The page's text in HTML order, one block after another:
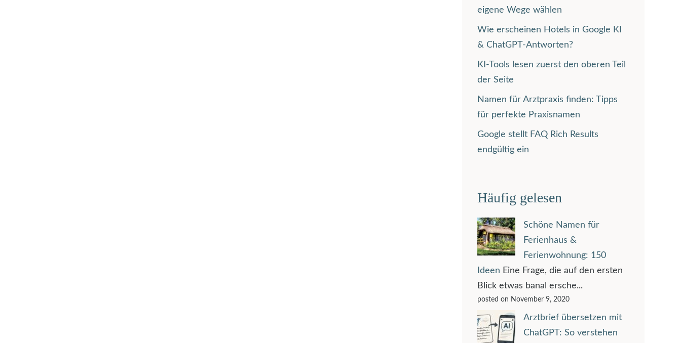
eigene Wege wählen
Wie erscheinen Hotels in Google KI
& ChatGPT-Antworten?
KI-Tools lesen zuerst den oberen Teil
der Seite
Namen für Arztpraxis finden: Tipps
für perfekte Praxisnamen
Google stellt FAQ Rich Results
endgültig ein
Häufig gelesen
Schöne Namen für
Ferienhaus &
Ferienwohnung: 150
Ideen Eine Frage, die auf den ersten
Blick etwas banal ersche...
posted on November 9, 2020
Arztbrief übersetzen mit
ChatGPT: So verstehen